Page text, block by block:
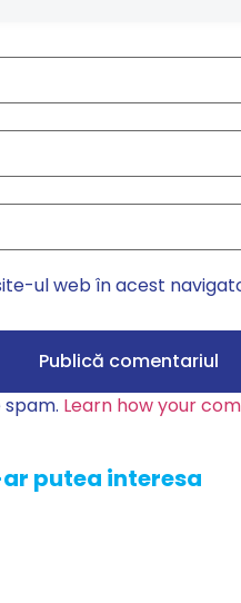
ul web în acest
spam. Learn how your
putea interesa